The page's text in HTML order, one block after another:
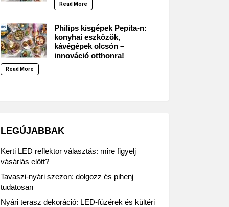
Read More
Philips kisgépek Pepita-n:
konyhai eszközök,
kávégépek olcsón –
innováció otthonra!
Read More
LEGÚJABBAK
Kerti LED reflektor választás: mire figyelj
vásárlás előtt?
Tavaszi-nyári szezon: dolgozz és pihenj
tudatosan
Nyári terasz dekoráció: LED-füzérek és kültéri